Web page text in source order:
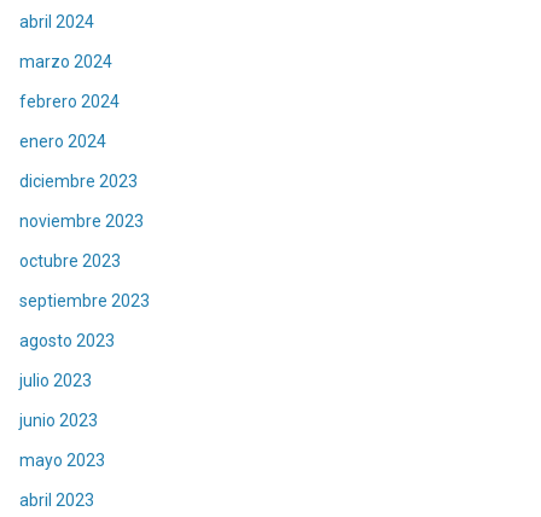
abril 2024
marzo 2024
febrero 2024
enero 2024
diciembre 2023
noviembre 2023
octubre 2023
septiembre 2023
agosto 2023
julio 2023
junio 2023
mayo 2023
abril 2023